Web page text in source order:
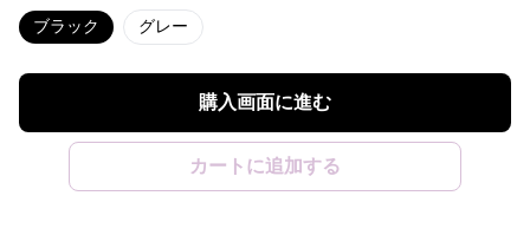
ブラック グレー
購入画面に進む
カートに追加する